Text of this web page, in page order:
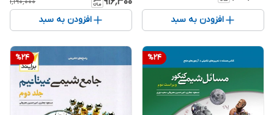
افزودن به سبد افزودن به سبد
%24
%24